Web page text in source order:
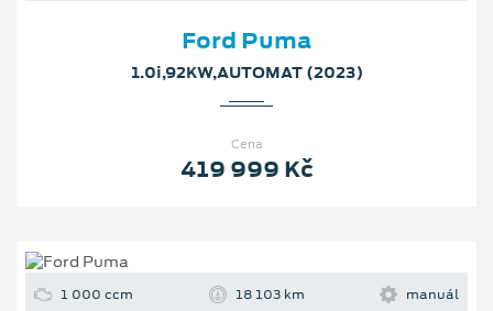
Ford Puma
1.0i,92KW,AUTOMAT (2023)
Cena
419 999 Kč
1 000 ccm 18 103 km manuál